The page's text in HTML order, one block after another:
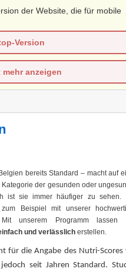
der Website, die für mobile
Version
anzeigen
bereits Standard – macht auf
der gesunden oder
ist sie immer häufiger zu sehen.
Beispiel mit unserer
unserem Programm lassen
und verlässlich erstellen.
für die Angabe des Nutri-Scores
seit Jahren Standard.